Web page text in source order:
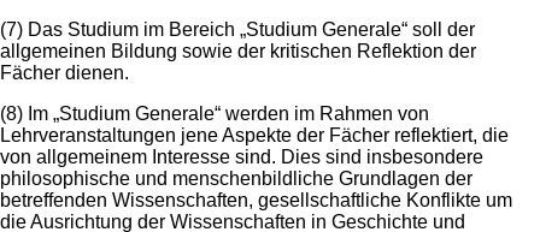
(7) Das Studium im Bereich „Studium Generale“ soll der
allgemeinen Bildung sowie der kritischen Reflektion der
Fächer dienen.
(8) Im „Studium Generale“ werden im Rahmen von
Lehrveranstaltungen jene Aspekte der Fächer reflektiert, die
von allgemeinem Interesse sind. Dies sind insbesondere
philosophische und menschenbildliche Grundlagen der
betreffenden Wissenschaften, gesellschaftliche Konflikte um
die Ausrichtung der Wissenschaften in Geschichte und